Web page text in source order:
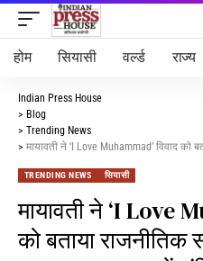
होम सियासी वर्ल्ड राज्य
Indian Press House
> Blog
> Trending News
> मायावती ने ‘I Love Muhammad’ विवाद को बताया
TRENDING NEWS सियासी
मायावती ने ‘I Love
को बताया